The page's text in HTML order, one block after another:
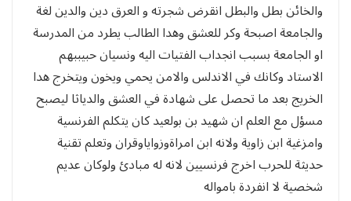
والخائن بطل والبطل انقرض شجرته و العرق دين والدين لغة
والجامعة اصبحة وكر للعشق وهدا الطالب يطرد من المدرسة
او الجامعة بسبب انجداب الفتيات اليه ونسيان حبيببهم
الاستاد وكانك في الاندلس والامن يحمي ويخون ويتخرج هدا
الخريج بعد ما تحصل على شهادة في العشق والدياثا ليصبح
مسؤل مع العلم ان شهيد بن بولعيد كان يتكلم الفرنسية
وامزغية ابن زاوية ولانه ابن امراةوزواياوقران وتعلم تقنية
حديثة للحرب اخرج فرنسيين لانه له مبادئ ولوكان عديم
شخصية لا انفردة بامواله